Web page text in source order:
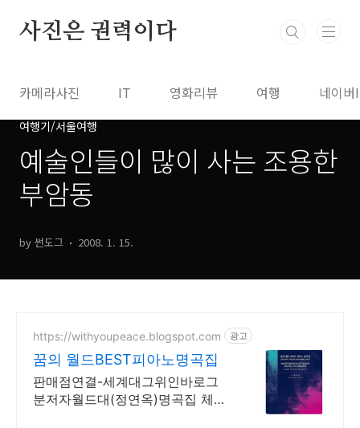
사진은 권력이다
카메라사진 IT 영화리뷰 여행 네이
여행기/서울여행
예술인들이 많이 사는 조용한
부암동
by 썬도그 2008. 1. 15.
https://withyoupeace.blogspot.com 광고
꿈의 월드BEST피아노명곡집
판매점연결-세계대그위인바로그
분저자월드대(정연옥)명곡집 체르